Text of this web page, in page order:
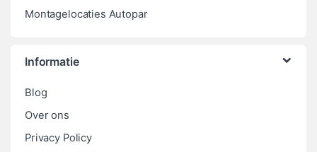
Montagelocaties Autopar
Informatie
Blog
Over ons
Privacy Policy